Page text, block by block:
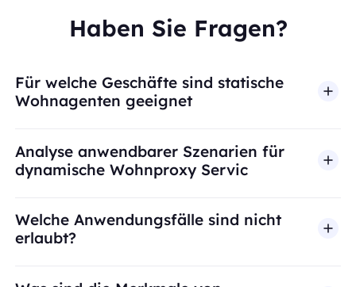
Haben Sie Fragen?
Für welche Geschäfte sind statische
Wohnagenten geeignet
Analyse anwendbarer Szenarien für
dynamische Wohnproxy Servic
Welche Anwendungsfälle sind nicht
erlaubt?